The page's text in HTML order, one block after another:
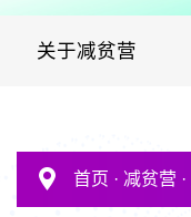
关于减贫营
首页 · 减贫营 ·